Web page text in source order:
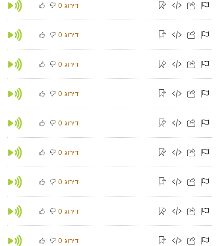
0 דירוג
0 דירוג
0 דירוג
0 דירוג
0 דירוג
0 דירוג
0 דירוג
0 דירוג
0 דירוג